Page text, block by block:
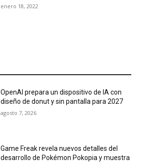
enero 18, 2022
OpenAI prepara un dispositivo de IA con
diseño de donut y sin pantalla para 2027
agosto 7, 2026
Game Freak revela nuevos detalles del
desarrollo de Pokémon Pokopia y muestra